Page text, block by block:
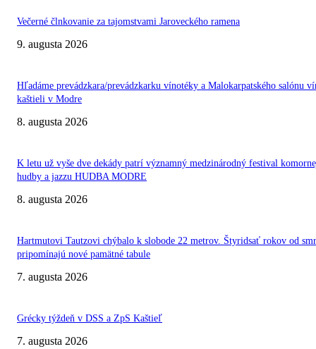
Večerné člnkovanie za tajomstvami Jaroveckého ramena
9. augusta 2026
Hľadáme prevádzkara/prevádzkarku vínotéky a Malokarpatského salónu
kaštieli v Modre
8. augusta 2026
K letu už vyše dve dekády patrí významný medzinárodný festival
hudby a jazzu HUDBA MODRE
8. augusta 2026
Hartmutovi Tautzovi chýbalo k slobode 22 metrov. Štyridsať rokov od
pripomínajú nové pamätné tabule
7. augusta 2026
Grécky týždeň v DSS a ZpS Kaštieľ
7. augusta 2026